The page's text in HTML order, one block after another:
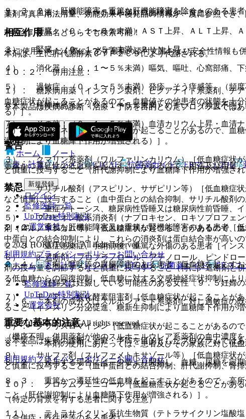
９．３．２． 肝機能障害＜重篤な肝機能障害を除く＞のある患
相互作用
本剤は、主に肝代謝酵素ＣＹＰ２Ｃ９により代謝される。
１０．２． 併用注意：
１）． 糖尿病用薬（インスリン製剤、ビグアナイド系薬剤、チ
血糖症状が起こることがあるので、血糖値その他患者の状態を十
る）］。
２）． プロベネシド［低血糖症状が起こることがあるので、血
泄抑制により血糖降下作用が増強される）］。
３）． クマリン系薬剤（ワルファリンカリウム）［低血糖症状
ど慎重に投与すること（肝代謝抑制により血糖降下作用が増強さ
４）． サリチル酸剤（アスピリン、サザピリン等）［低血糖症
など慎重に投与すること（血中蛋白との結合抑制、サリチル酸剤
５）． プロピオン酸系消炎剤（ナプロキセン、ロキソプロフェ
剤（ロルノキシカム等）［低血糖症状が起こることがあるので、
中蛋白との結合抑制により、これらの消炎剤は蛋白結合率が高い
６）． β−遮断剤（プロプラノロール、アテノロール、ピンドロ
剤の投与量を調節するなど慎重に投与すること（特にβ−遮断剤と
る低血糖からの回復抑制、低血糖に対する交感神経症状抑制によ
７）． モノアミン酸化酵素阻害剤［低血糖症状が起こることが
ること（インスリン分泌促進、糖新生抑制により血糖降下作用が
８）． クラリスロマイシン［低血糖症状が起こることがあるの
（機序不明、併用薬剤が他のスルホニルウレア系薬剤の血中濃度
９）． サルファ剤（スルファメトキサゾール等）［低血糖症状
ど慎重に投与すること（血中蛋白との結合抑制、肝代謝抑制、腎
１０）． クロラムフェニコール［低血糖症状が起こることがあ
こと（肝代謝抑制により血糖降下作用が増強される）］。
１１）． テトラサイクリン系抗生物質（テトラサイクリン塩酸
１）． 血液：（０．１〜５％未満）白血球減少、貧血。
２）． 肝臓：（０．１〜５％未満）ＡＳＴ上昇、ＡＬＴ上昇、Ａ
３）． 腎臓：（０．１〜５％未満）ＢＵＮ上昇。
４）． 消化器：（０．１〜５％未満）嘔気、嘔吐、心窩部痛、下
５）． 過敏症：（０．１〜５％未満）発疹、そう痒感等、（頻度
６）． 精神神経系：（０．１〜５％未満）めまい、（頻度不明
７）． その他：（０．１〜５％未満）血清カリウム上昇・血清
警告
重篤かつ遷延性の低血糖を起こすことがあるので、用法及び用量
禁忌
２．１． 重症ケトーシス、糖尿病性昏睡又は糖尿病性前昏睡、
２．２． 重篤な肝機能障害又は重篤な腎機能障害のある患者［
２．３． 重症感染症、手術前後、重篤な外傷のある患者［インス
２．４． 下痢、嘔吐等の胃腸障害のある患者［低血糖を起こす
２．５． 妊婦又は妊娠している可能性のある女性〔９．５妊婦
２．６． 本剤の成分又はスルホンアミド系薬剤に対し過敏症の既
重要な基本的注意
８．１． 本剤の使用にあたっては、患者及びその家族に対し低
８．２． 投与する場合には、少量より開始し、血糖、尿糖を定
８．３． 重篤かつ遷延性の低血糖を起こすことがあるので、高
（特定の背景を有する患者に関する注意）
薬剤写真、用法用量、効能効果や後発品の情報が一度に参照でき
一般名、製品名どちらでも検索可能！
※ ご使用いただく際に、必ず最新の添付文書および安全性情報も併
※本製品は疾病の診断・治療・予防を目的としたプログラムではあ
ホーム
ノート
表・計算
レジメン CTCAE 抗菌薬ガイド ERマニュアル
新規登録
ログイン
監修医師一覧
UpToDate特別割引
運営会社
© 2021 HOKUTO Inc. All rights reserved.
利用規約プライバシーポリシーお問い合わせ
ホーム
表・計算 レジメン CTCAE 抗菌薬ガイド ERマニ
監修医師一覧
UpToDate特別割引
運営会社
© 2021 HOKUTO Inc. All rights reserved.
※本製品は疾病の診断・治療・予防を目的としたプログラムでは
利用規約プライバシーポリシーお問い合わせ